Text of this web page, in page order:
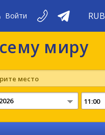
Войти RUB
миру
место
11:00